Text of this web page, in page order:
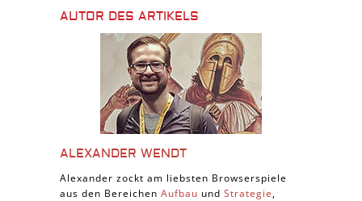
AUTOR DES ARTIKELS
ALEXANDER WENDT
Alexander zockt am liebsten Browserspiele
aus den Bereichen Aufbau und Strategie,